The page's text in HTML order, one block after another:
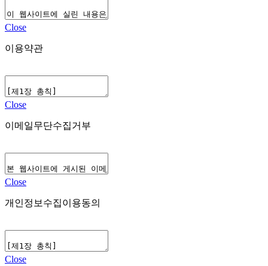
Close
이용약관
Close
이메일무단수집거부
Close
개인정보수집이용동의
Close